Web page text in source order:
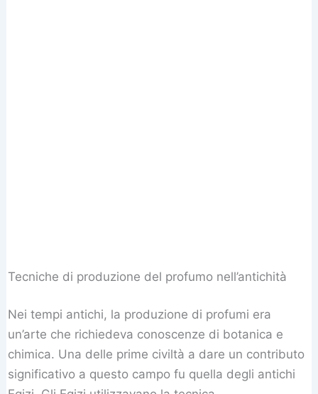
Tecniche di produzione del profumo nell’antichità
Nei tempi antichi, la produzione di profumi era
un’arte che richiedeva conoscenze di botanica e
chimica. Una delle prime civiltà a dare un contributo
significativo a questo campo fu quella degli antichi